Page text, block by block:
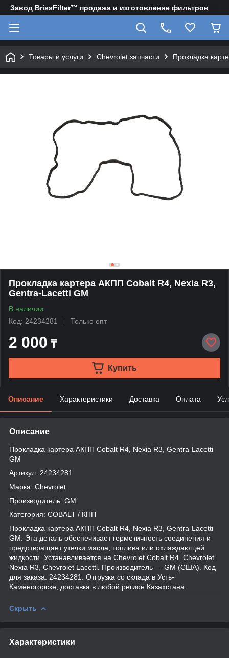
Завод BrissFilter™ продажа и изготовление фильтров
Товары и услуги Chevrolet запчасти Прокладка
Прокладка картера АКПП Cobalt R4, Nexia R3,
Gentra-Lacetti GM
В наличии
Код: 24234281
Только опт
2 000 ₸
Купить
Описание Характеристики Доставка Оплата
Описание
Прокладка картера АКПП Cobalt R4, Nexia R3, Gentra-Lacetti
GM
Артикул: 24234281
Марка: Chevrolet
Производитель: GM
Категория: COBALT / КПП
Прокладка картера АКПП Cobalt R4, Nexia R3, Gentra-Lacetti
GM. Эта деталь обеспечивает герметичность соединения и
предотвращает утечки масла, топлива или охлаждающей
жидкости. Устанавливается на Chevrolet Cobalt R4, Chevrolet
Nexia R3, Chevrolet Lacetti. Производитель — GM (США). Код
для заказа: 24234281. Отгрузка со склада в Усть-
Каменогорске, доставка в любой регион Казахстана.
Скрыть
Характеристики